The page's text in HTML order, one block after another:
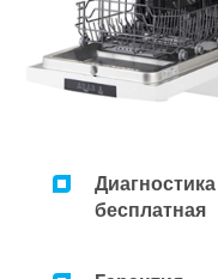
Ремонт
Ремонт
Диагностика
бесплатная